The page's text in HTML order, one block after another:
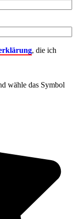
, die ich
wähle das Symbol